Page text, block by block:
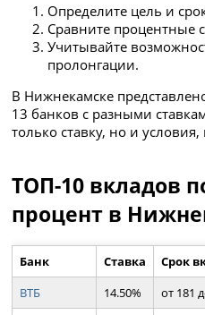
Определите цель и
Сравните процентные
Учитывайте
пролонгации.
В Нижнекамске
13 банков с разными
только ставку, но и
ТОП-10 вкладов
процент в
Банк Ставка Срок
ВТБ
14.50% от 181